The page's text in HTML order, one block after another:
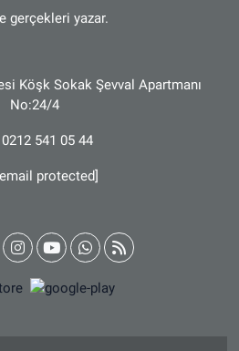
gerçekleri yazar.
Köşk Sokak Şevval Apartmanı
No:24/4
0212 541 05 44
protected]